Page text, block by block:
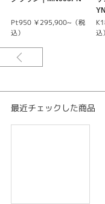
＊中石が【0.20ct up・G-
金が異なります。
Pt950 ￥295,900~（税
込）
YN
込）
最近チェックした商品